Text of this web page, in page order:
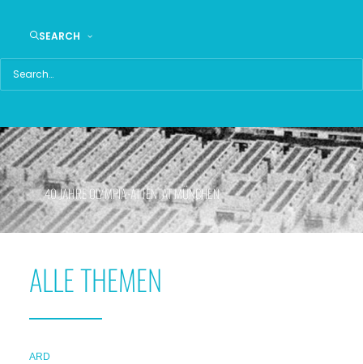
SEARCH
40 JAHRE OLYMPIA-ATTENTAT MÜNCHEN
ALLE THEMEN
ARD